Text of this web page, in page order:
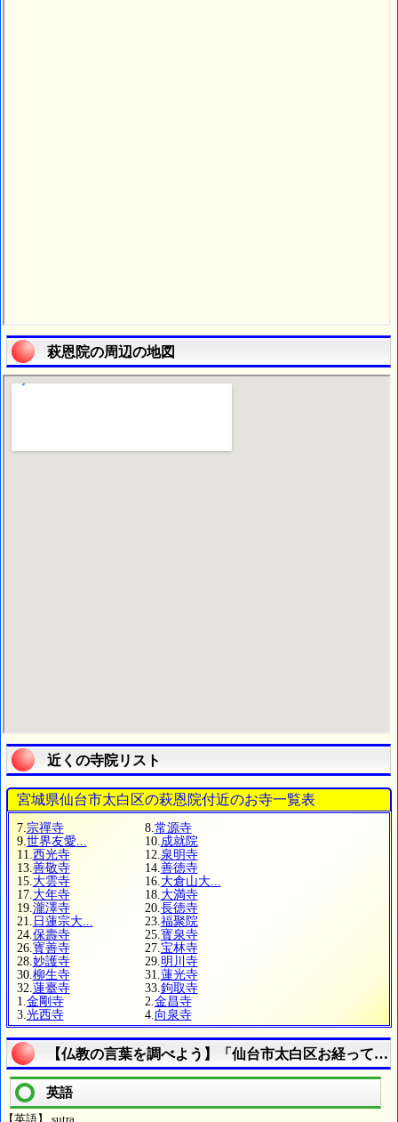
萩恩院の周辺の地図
近くの寺院リスト
宮城県仙台市太白区の萩恩院付近のお寺一覧表
7. 宗禪寺 8. 常源寺
9. 世界友愛... 10. 成就院
11. 西光寺 12. 泉明寺
13. 善敬寺 14. 善徳寺
15. 大雲寺 16. 大倉山大...
17. 大年寺 18. 大満寺
19. 瀧澤寺 20. 長徳寺
21.
日蓮宗大... 23. 福聚院
24. 保壽寺 25. 寳泉寺
26. 寳善寺 27. 宝林寺
28. 妙護寺 29. 明川寺
30. 柳生寺 31. 蓮光寺
32. 蓮臺寺 33. 鉤取寺
1. 金剛寺 2. 金昌寺
3. 光西寺 4. 向泉寺
【仏教の言葉を調べよう】「仙台市太白区お経って何
英語
【英語】 sutra